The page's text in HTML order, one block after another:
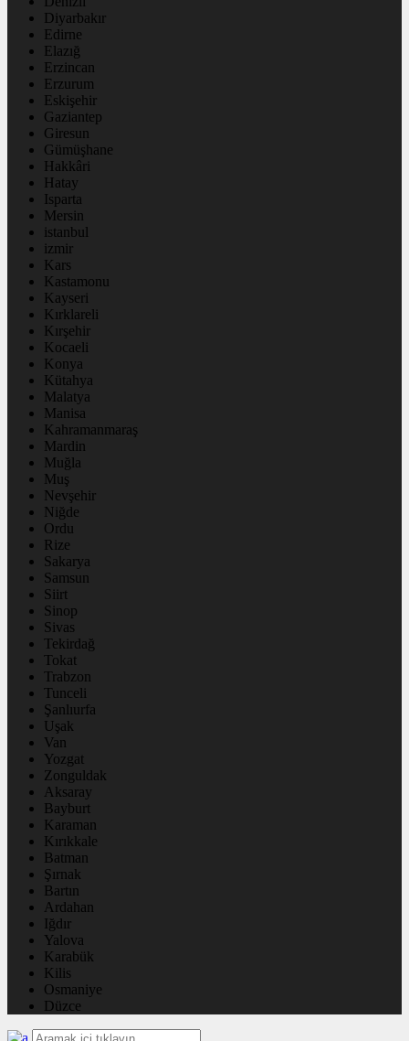
Diyarbakır
Edirne
Elazığ
Erzincan
Erzurum
Eskişehir
Gaziantep
Giresun
Gümüşhane
Hakkâri
Hatay
Isparta
Mersin
istanbul
izmir
Kars
Kastamonu
Kayseri
Kırklareli
Kırşehir
Kocaeli
Konya
Kütahya
Malatya
Manisa
Kahramanmaraş
Mardin
Muğla
Muş
Nevşehir
Niğde
Ordu
Rize
Sakarya
Samsun
Siirt
Sinop
Sivas
Tekirdağ
Tokat
Trabzon
Tunceli
Şanlıurfa
Uşak
Van
Yozgat
Zonguldak
Aksaray
Bayburt
Karaman
Kırıkkale
Batman
Şırnak
Bartın
Ardahan
Iğdır
Yalova
Karabük
Kilis
Osmaniye
Düzce